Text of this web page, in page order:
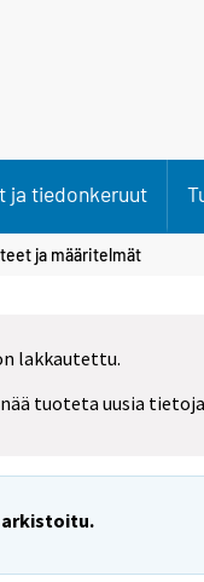
ja tiedonkeruut
ja määritelmät
lakkautettu.
tuoteta uusia
arkistoitu.